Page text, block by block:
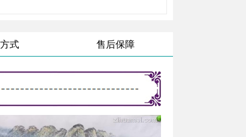
式 售后保障